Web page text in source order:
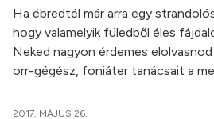
Ha ébredtél már arra egy
hogy valamelyik füledből éles
Neked nagyon érdemes
orr-gégész, foniáter tanácsait a
2017. MÁJUS 26.